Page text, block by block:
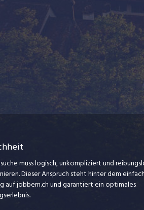
muss logisch, unkompliziert und
Dieser Anspruch steht hinter dem
auf jobbern.ch und garantiert ein optimales